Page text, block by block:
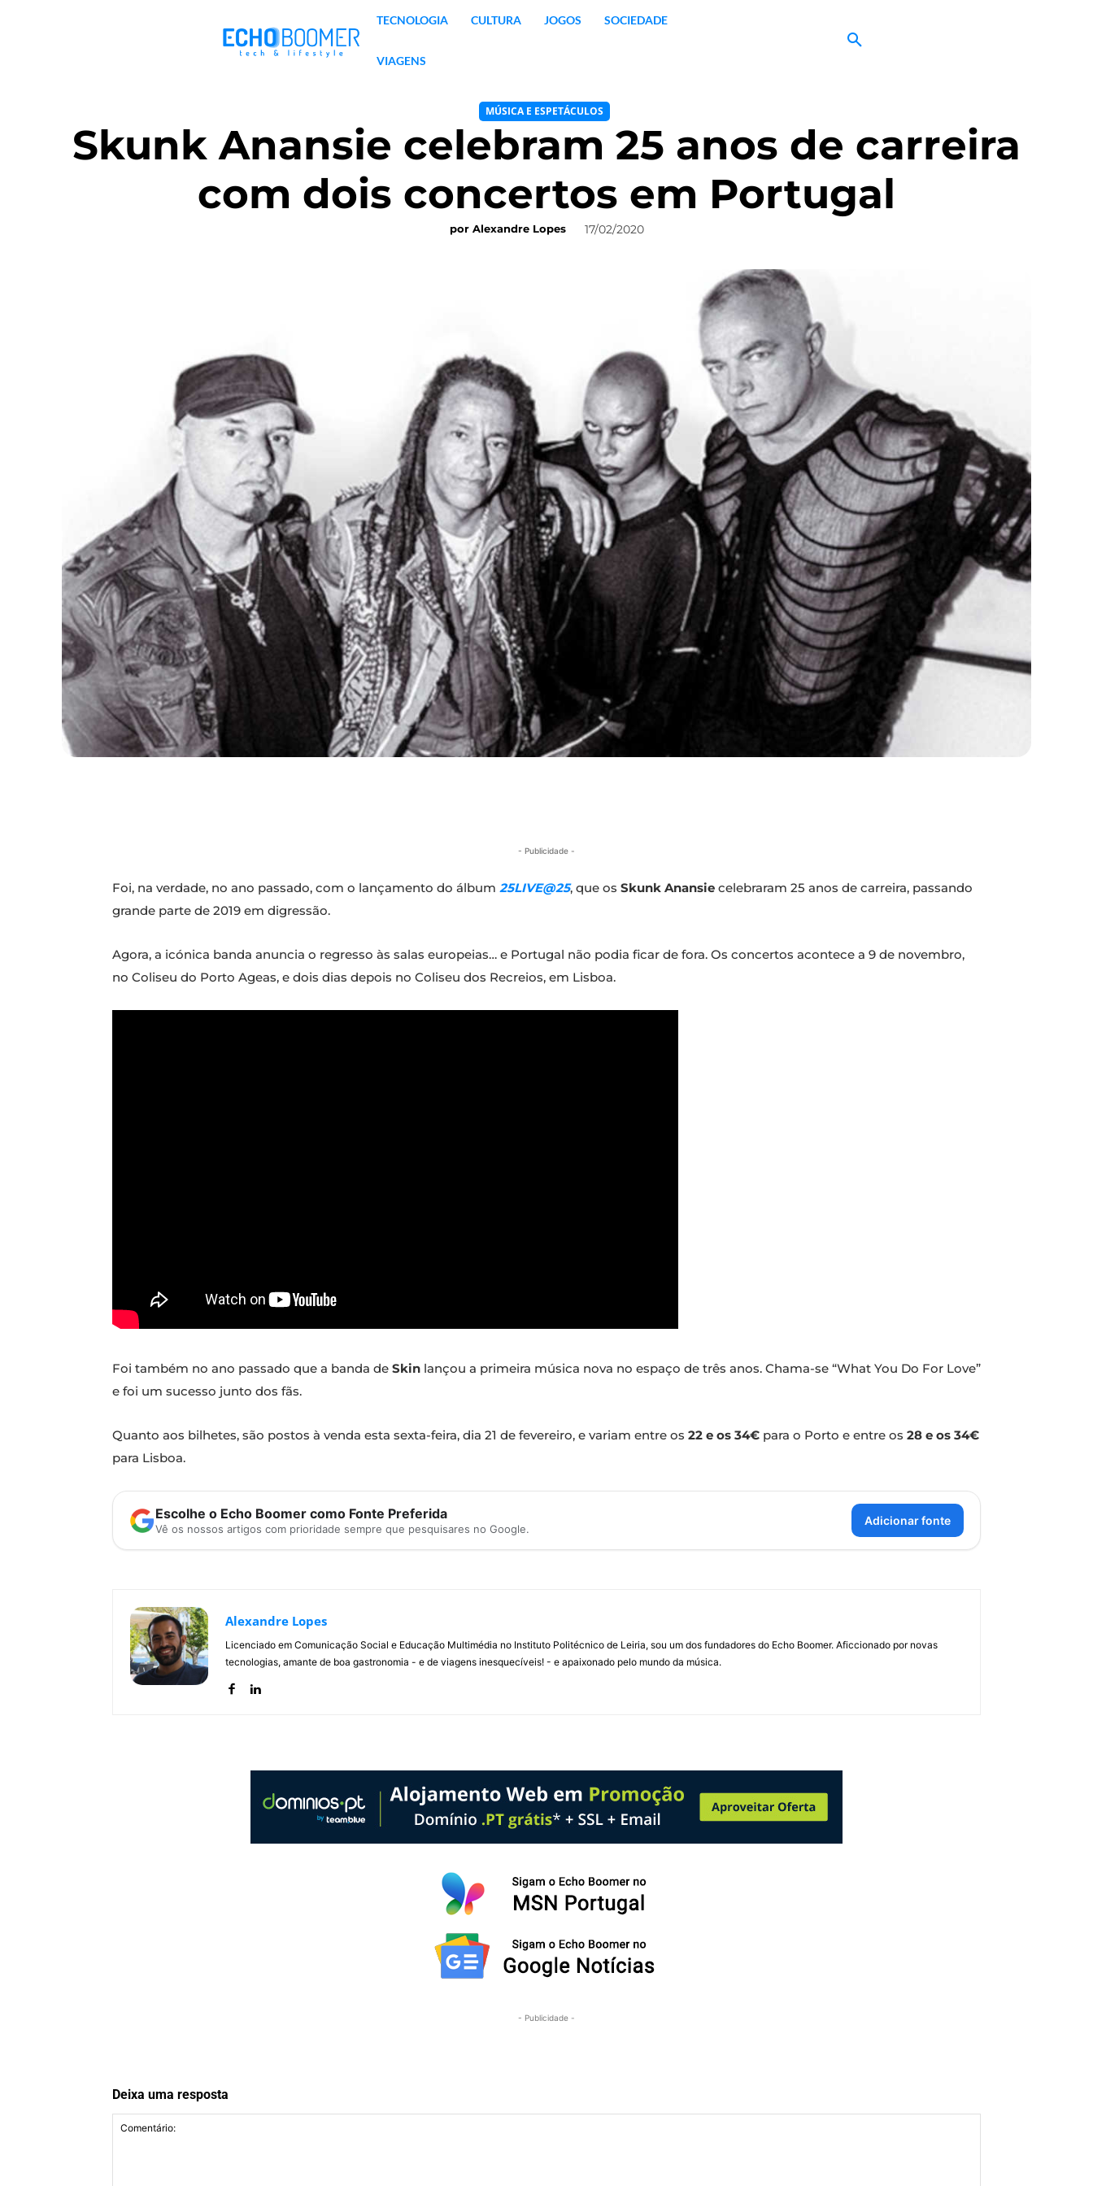
TECNOLOGIA CULTURA JOGOS SOCIEDADE
VIAGENS
MÚSICA E ESPETÁCULOS
Skunk Anansie celebram 25 anos de carreira
com dois concertos em Portugal
por Alexandre Lopes 17/02/2020
- Publicidade -
Foi, na verdade, no ano passado, com o lançamento do álbum 25LIVE@25, que os Skunk Anansie celebraram 25 anos de carreira, passando
grande parte de 2019 em digressão.
Agora, a icónica banda anuncia o regresso às salas europeias… e Portugal não podia ficar de fora. Os concertos acontece a 9 de novembro,
no Coliseu do Porto Ageas, e dois dias depois no Coliseu dos Recreios, em Lisboa.
Foi também no ano passado que a banda de Skin lançou a primeira música nova no espaço de três anos. Chama-se “What You Do For Love”
e foi um sucesso junto dos fãs.
Quanto aos bilhetes, são postos à venda esta sexta-feira, dia 21 de fevereiro, e variam entre os 22 e os 34€ para o Porto e entre os 28 e os 34€
para Lisboa.
Escolhe o Echo Boomer como Fonte Preferida
Vê os nossos artigos com prioridade sempre que pesquisares no Google.
Adicionar fonte
Alexandre Lopes
Licenciado em Comunicação Social e Educação Multimédia no Instituto Politécnico de Leiria, sou um dos fundadores do Echo Boomer. Aficcionado por novas
tecnologias, amante de boa gastronomia - e de viagens inesquecíveis! - e apaixonado pelo mundo da música.
- Publicidade -
Deixa uma resposta